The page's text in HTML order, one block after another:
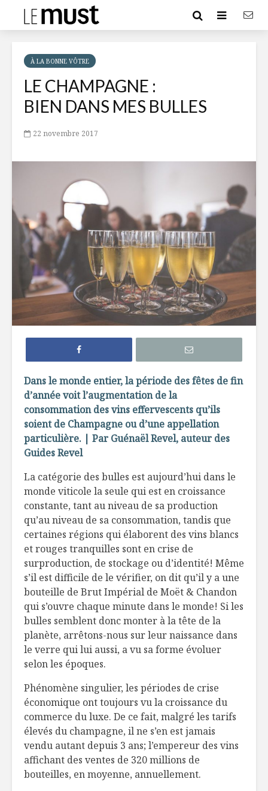
À LA BONNE VÔTRE
LE CHAMPAGNE :
BIEN DANS MES BULLES
22 novembre 2017
Dans le monde entier, la période des fêtes de fin
d’année voit l’augmentation de la
consommation des vins effervescents qu’ils
soient de Champagne ou d’une appellation
particulière. | Par Guénaël Revel, auteur des
Guides Revel
La catégorie des bulles est aujourd’hui dans le
monde viticole la seule qui est en croissance
constante, tant au niveau de sa production
qu’au niveau de sa consommation, tandis que
certaines régions qui élaborent des vins blancs
et rouges tranquilles sont en crise de
surproduction, de stockage ou d’identité! Même
s’il est difficile de le vérifier, on dit qu’il y a une
bouteille de Brut Impérial de Moët & Chandon
qui s’ouvre chaque minute dans le monde! Si les
bulles semblent donc monter à la tête de la
planète, arrêtons-nous sur leur naissance dans
le verre qui lui aussi, a vu sa forme évoluer
selon les époques.
Phénomène singulier, les périodes de crise
économique ont toujours vu la croissance du
commerce du luxe. De ce fait, malgré les tarifs
élevés du champagne, il ne s’en est jamais
vendu autant depuis 3 ans; l’empereur des vins
affichant des ventes de 320 millions de
bouteilles, en moyenne, annuellement.
4 liqueurs de fruits
du Québec à
découvrir
cidres de pommes
En suivant les
traces du loup:
rencontre avec
Alain Rochard
Cours de
sexe ?
Un café glacé
parfait pour l’été !
Bouger plus, pour
mieux vivre!
Ragoût de poulet,
olives vertes et
Êtes-
bibitte à